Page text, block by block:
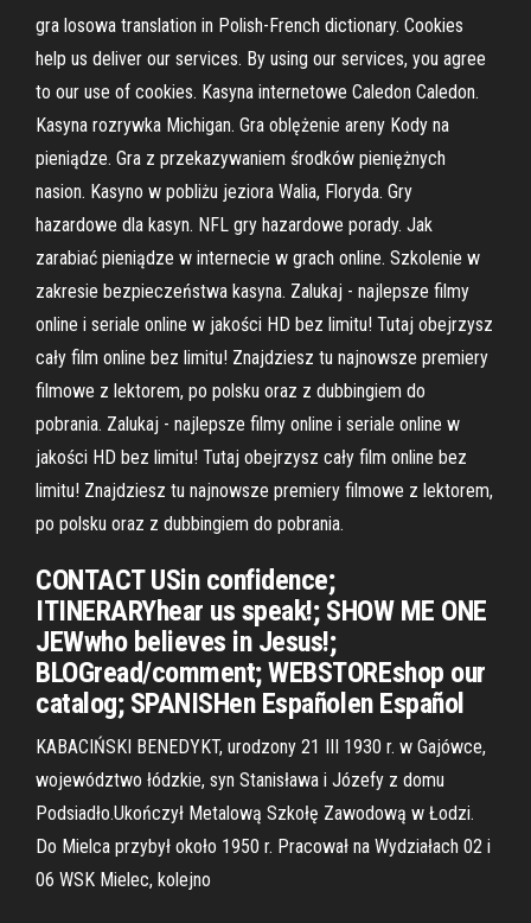
gra losowa translation in Polish-French dictionary. Cookies
help us deliver our services. By using our services, you agree
to our use of cookies. Kasyna internetowe Caledon Caledon.
Kasyna rozrywka Michigan. Gra oblężenie areny Kody na
pieniądze. Gra z przekazywaniem środków pieniężnych
nasion. Kasyno w pobliżu jeziora Walia, Floryda. Gry
hazardowe dla kasyn. NFL gry hazardowe porady. Jak
zarabiać pieniądze w internecie w grach online. Szkolenie w
zakresie bezpieczeństwa kasyna. Zalukaj - najlepsze filmy
online i seriale online w jakości HD bez limitu! Tutaj obejrzysz
cały film online bez limitu! Znajdziesz tu najnowsze premiery
filmowe z lektorem, po polsku oraz z dubbingiem do
pobrania. Zalukaj - najlepsze filmy online i seriale online w
jakości HD bez limitu! Tutaj obejrzysz cały film online bez
limitu! Znajdziesz tu najnowsze premiery filmowe z lektorem,
po polsku oraz z dubbingiem do pobrania.
CONTACT USin confidence;
ITINERARYhear us speak!; SHOW ME ONE
JEWwho believes in Jesus!;
BLOGread/comment; WEBSTOREshop our
catalog; SPANISHen Españolen Español
KABACIŃSKI BENEDYKT, urodzony 21 III 1930 r. w Gajówce,
województwo łódzkie, syn Stanisława i Józefy z domu
Podsiadło.Ukończył Metalową Szkołę Zawodową w Łodzi.
Do Mielca przybył około 1950 r. Pracował na Wydziałach 02 i
06 WSK Mielec, kolejno